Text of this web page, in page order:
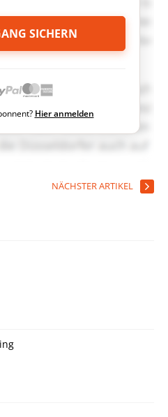
SICHERN
Hier anmelden
NÄCHSTER ARTIKEL